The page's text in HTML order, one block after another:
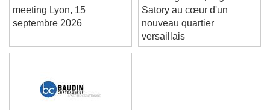
Je m’inscris à EnerJ-
meeting Lyon, 15
Sur la ligne 18, la gare de
Satory au cœur d'un
nouveau quartier
versaillais